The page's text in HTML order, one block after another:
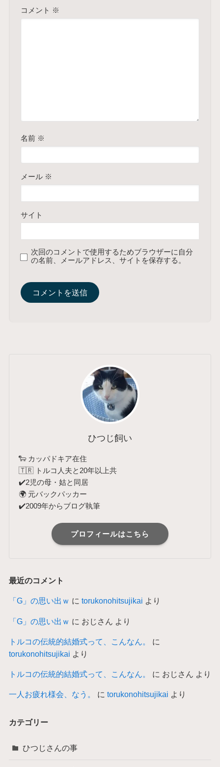
コメント ※
名前 ※
メール ※
サイト
次回のコメントで使用するためブラウザーに自分
の名前、メールアドレス、サイトを保存する。
ひつじ飼い
🐑 カッパドキア在住
🇹🇷 トルコ人夫と20年以上共
✔️2児の母・姑と同居
🌍 元バックパッカー
✔️2009年からブログ執筆
プロフィールはこちら
最近のコメント
「G」の思い出ｗ に torukonohitsujikai より
「G」の思い出ｗ に おじさん より
トルコの伝統的結婚式って、こんなん。
に
torukonohitsujikai より
トルコの伝統的結婚式って、こんなん。 に おじさん より
一人お疲れ様会、なう。 に torukonohitsujikai より
カテゴリー
ひつじさんの事